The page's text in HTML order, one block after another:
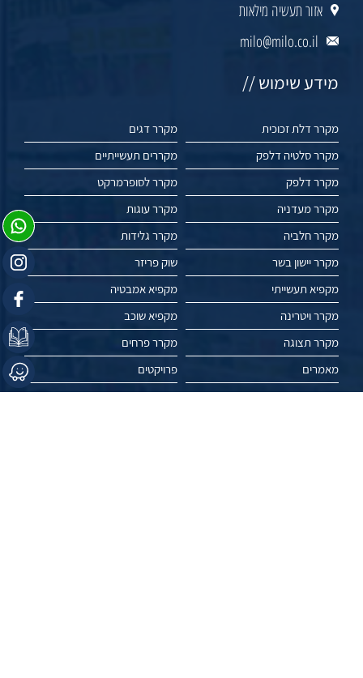
אזור תעשיה מילאות
milo@milo.co.il
מידע שימוש //
מקרר דלת זכוכית
מקרר דגים
מקרר סלטיה דלפק
מקררים תעשייתיים
מקרר דלפק
מקרר לסופרמרקט
מקרר מעדניה
מקרר עוגות
מקרר חלביה
מקרר גלידות
מקרר יישון בשר
שוק פריזר
מקפיא תעשייתי
מקפיא אמבטיה
מקרר ויטרינה
מקפיא שוכב
מקרר תצוגה
מקרר פרחים
מאמרים
פרויקטים